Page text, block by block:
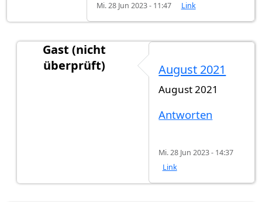
Mi. 28 Jun 2023 - 11:47 Link
Gast (nicht
überprüft)
Hallo Zusammen, Ist…vonGast
August 2021
August 2021
Antworten
Mi. 28 Jun 2023 - 14:37
Link